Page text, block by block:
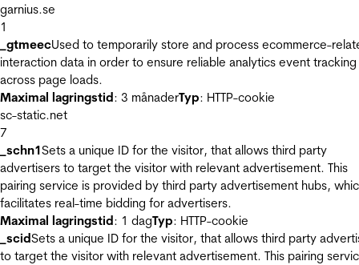
garnius.se
1
_gtmeecUsed to temporarily store and process ecommerce-
interaction data in order to ensure reliable analytics event tracking
across page loads.
Maximal lagringstid: 3 månaderTyp: HTTP-cookie
sc-static.net
7
_schn1Sets a unique ID for the visitor, that allows third party
advertisers to target the visitor with relevant advertisement. This
pairing service is provided by third party advertisement hubs,
facilitates real-time bidding for advertisers.
Maximal lagringstid: 1 dagTyp: HTTP-cookie
_scidSets a unique ID for the visitor, that allows third party
to target the visitor with relevant advertisement. This pairing